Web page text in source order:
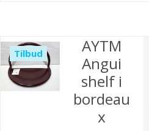
Tilbud
AYTM
Angui
shelf i
bordeau
x